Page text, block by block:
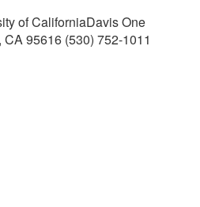
of CaliforniaDavis One
95616 (530) 752-1011